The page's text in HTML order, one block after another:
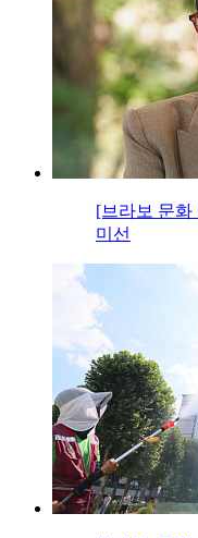
[브라보 문화
미선